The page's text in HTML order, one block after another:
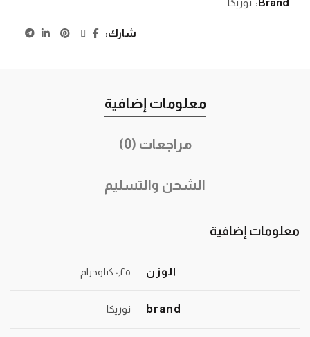
Brand: نوريكا
شارك
معلومات إضافية
مراجعات (0)
الشحن والتسليم
معلومات إضافية
الوزن ٠٫٢٥ كيلوجرام
brand نوريكا